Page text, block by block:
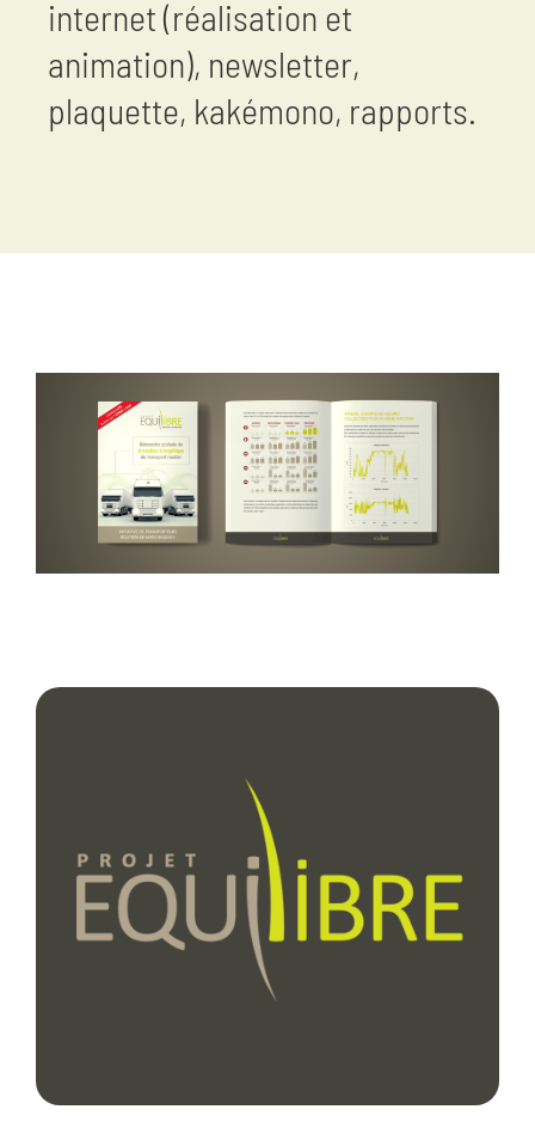
internet (réalisation et
animation), newsletter,
plaquette, kakémono, rapports.